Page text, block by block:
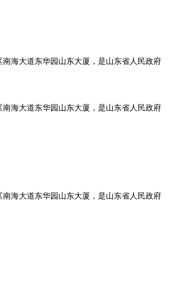
海大道东华园山东大厦，是山东省人民政府
海大道东华园山东大厦，是山东省人民政府
海大道东华园山东大厦，是山东省人民政府